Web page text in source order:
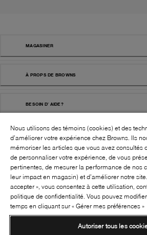
MAGASINER
À PROPS DE BROWNS
BESOIN D' AIDE?
BROWNS SHOES INC. TOUS DROITS
RÉSERVÉS
SUIVEZ-NOUS!:
Nous utilisons des témoins (cookies) et des
d’améliorer votre expérience chez Browns. Ils
mémoriser les articles que vous avez consultés
de personnaliser votre expérience, de vous
pertinentes, de mesurer la performance de nos
leur impact en magasin) et d’améliorer notre
accepter », vous consentez à cette utilisation,
politique de confidentialité. Vous pouvez
temps en cliquant sur « Gérer mes préférences »
Autoriser tous les